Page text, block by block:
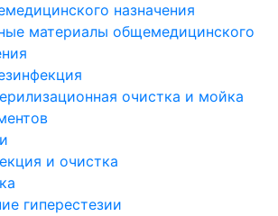
назначения
материалы общемедицинского
очистка и мойка
и очистка
гиперестезии